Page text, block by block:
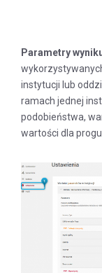
Parametry
instytucji lub
ramach jednej
podobieństwa,
wartości dla